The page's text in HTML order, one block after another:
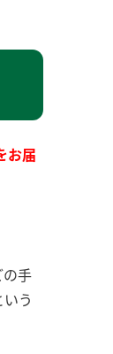
お届
手
う